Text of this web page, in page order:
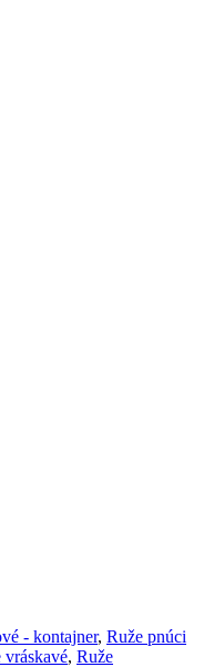
- kontajner, Ruže pnúci
vráskavé, Ruže